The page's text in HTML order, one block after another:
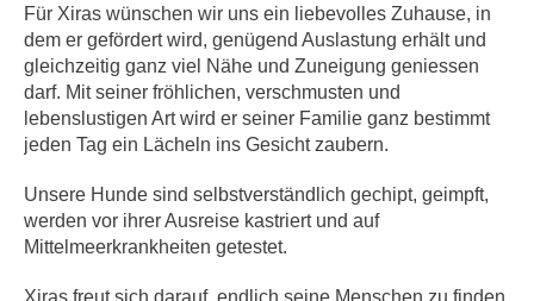
Für Xiras wünschen wir uns ein liebevolles Zuhause, in
dem er gefördert wird, genügend Auslastung erhält und
gleichzeitig ganz viel Nähe und Zuneigung geniessen
darf. Mit seiner fröhlichen, verschmusten und
lebenslustigen Art wird er seiner Familie ganz bestimmt
jeden Tag ein Lächeln ins Gesicht zaubern.
Unsere Hunde sind selbstverständlich gechipt, geimpft,
werden vor ihrer Ausreise kastriert und auf
Mittelmeerkrankheiten getestet.
Xiras freut sich darauf, endlich seine Menschen zu finden